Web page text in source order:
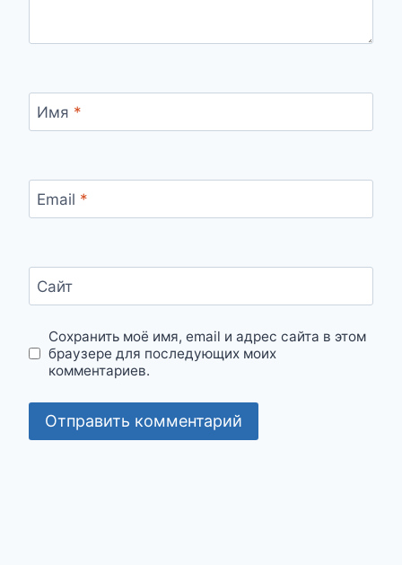
Имя *
Email *
Сайт
Сохранить моё имя, email и адрес сайта в этом
браузере для последующих моих
комментариев.